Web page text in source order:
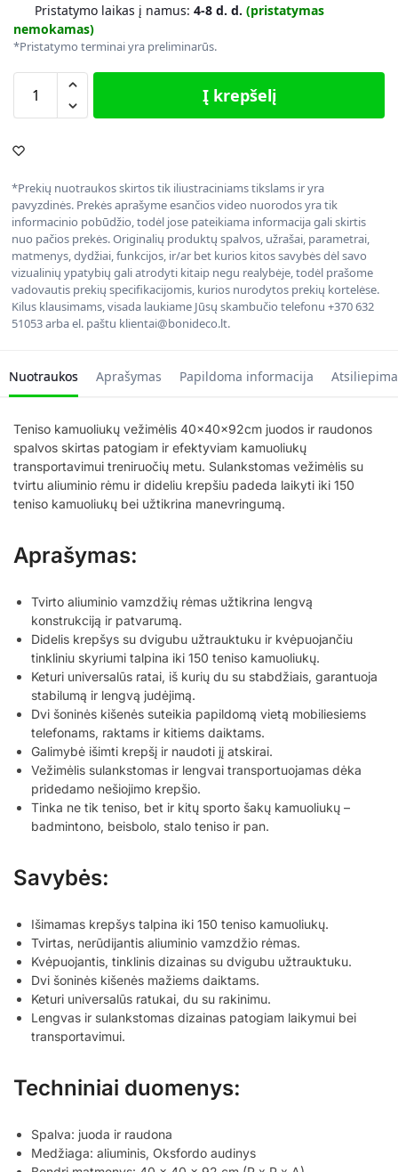
Pristatymo laikas į namus: 4-8 d. d. (pristatymas
nemokamas)
*Pristatymo terminai yra preliminarūs.
Į krepšelį
*Prekių nuotraukos skirtos tik iliustraciniams tikslams ir yra
pavyzdinės. Prekės aprašyme esančios video nuorodos yra tik
informacinio pobūdžio, todėl jose pateikiama informacija gali skirtis
nuo pačios prekės. Originalių produktų spalvos, užrašai, parametrai,
matmenys, dydžiai, funkcijos, ir/ar bet kurios kitos savybės dėl savo
vizualinių ypatybių gali atrodyti kitaip negu realybėje, todėl prašome
vadovautis prekių specifikacijomis, kurios nurodytos prekių kortelėse.
Kilus klausimams, visada laukiame Jūsų skambučio telefonu +370 632
51053 arba el. paštu klientai@bonideco.lt.
Nuotraukos Aprašymas Papildoma informacija
Teniso kamuoliukų vežimėlis 40x40x92cm juodos ir raudonos
spalvos skirtas patogiam ir efektyviam kamuoliukų
transportavimui treniruočių metu. Sulankstomas vežimėlis su
tvirtu aliuminio rėmu ir dideliu krepšiu padeda laikyti iki 150
teniso kamuoliukų bei užtikrina manevringumą.
Aprašymas:
Tvirto aliuminio vamzdžių rėmas užtikrina lengvą
konstrukciją ir patvarumą.
Didelis krepšys su dvigubu užtrauktuku ir kvėpuojančiu
tinkliniu skyriumi talpina iki 150 teniso kamuoliukų.
Keturi universalūs ratai, iš kurių du su stabdžiais, garantuoja
stabilumą ir lengvą judėjimą.
Dvi šoninės kišenės suteikia papildomą vietą mobiliesiems
telefonams, raktams ir kitiems daiktams.
Galimybė išimti krepšį ir naudoti jį atskirai.
Vežimėlis sulankstomas ir lengvai transportuojamas dėka
pridedamo nešiojimo krepšio.
Tinka ne tik teniso, bet ir kitų sporto šakų kamuoliukų –
badmintono, beisbolo, stalo teniso ir pan.
Savybės:
Išimamas krepšys talpina iki 150 teniso kamuoliukų.
Tvirtas, nerūdijantis aliuminio vamzdžio rėmas.
Kvėpuojantis, tinklinis dizainas su dvigubu užtrauktuku.
Dvi šoninės kišenės mažiems daiktams.
Keturi universalūs ratukai, du su rakinimu.
Lengvas ir sulankstomas dizainas patogiam laikymui bei
transportavimui.
Techniniai duomenys:
Spalva: juoda ir raudona
Medžiaga: aliuminis, Oksfordo audinys